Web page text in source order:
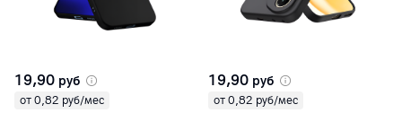
19,90 руб
от 0,82 руб/мес
19,90 руб
от 0,82 руб/мес